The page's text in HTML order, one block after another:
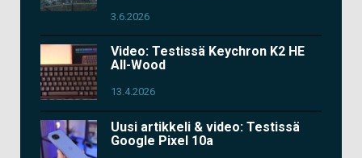
3.6.2026
Video: Testissä Keychron K2 HE
All-Wood
13.4.2026
Uusi artikkeli & video: Testissä
Google Pixel 10a